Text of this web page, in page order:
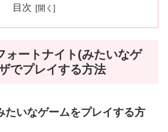
目次
ォートナイト(みたいなゲ
でプレイする方法
たいなゲームをプレイする方